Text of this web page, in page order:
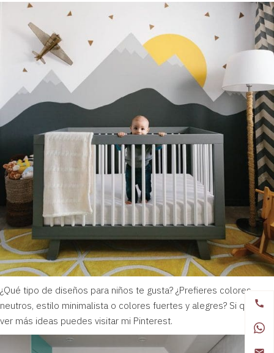
¿Qué tipo de diseños para niños te gusta? ¿Prefieres colores
neutros, estilo minimalista o colores fuertes y alegres? Si quieres
ver más ideas puedes visitar mi Pinterest.